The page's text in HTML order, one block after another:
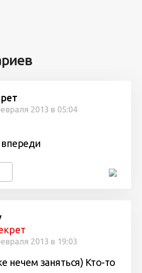
2013 в 05:04
2013 в 19:03
нечем заняться) Кто-то